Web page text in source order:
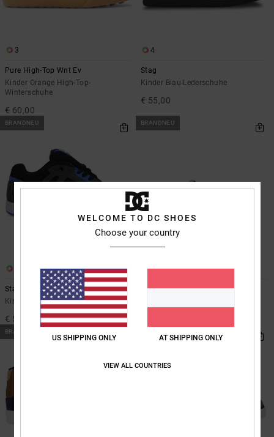
3
Pure High-Top Wnt Ev
Kinder Orange High-Top-
Winterschuhe
€ 60,00
4
Stag
Kinder Blau Lederschuhe
€ 55,00
BRANDNEU
Stag
Kinder Grau Schuhe
€ 55,00
BRANDNEU
7
Pure Elastic
BRANDNEU
WELCOME TO DC SHOES
Choose your country
US SHIPPING ONLY AT SHIPPING ONLY
VIEW ALL COUNTRIES